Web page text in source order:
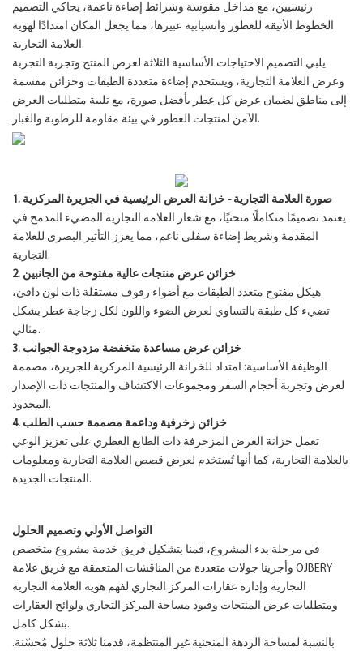
رئيسيين، مع مداخل مقوسة وشرائط إضاءة ناعمة، يحاكي التصميم
الخطوط الأنيقة للعطور وانسيابية عبيرها، مما يجعل المكان امتدادًا لهوية
العلامة التجارية.
يلبي التصميم الاحتياجات الأساسية الثلاثة لعرض المنتج وتجربة التجربة
وعرض العلامة التجارية، ويستخدم إضاءة متعددة الطبقات وخزائن مقسمة
إلى مناطق لضمان عرض كل عطر بأفضل صورة، مع تلبية متطلبات العرض
الآمن لمنتجات العطور في بيئة مقاومة للرطوبة والغبار.
1. صورة العلامة التجارية - خزانة العرض الرئيسية في الجزيرة المركزية
يعتمد تصميمًا متكاملًا منحنيًا، مع شعار العلامة التجارية المضيء المدمج في
المقدمة وشريط إضاءة سفلي ناعم، مما يعزز التأثير البصري للعلامة
التجارية.
2. خزائن عرض منتجات عالية مفتوحة من الجانبين
هيكل مفتوح متعدد الطبقات مع أضواء رفوف مستقلة ذات لون دافئ،
تضيء كل طبقة بالتساوي لعرض الضوء واللون لكل زجاجة عطر بشكل
مثالي.
3. خزائن عرض مساعدة منخفضة مزدوجة الجوانب
الوظيفة الأساسية: امتداد للخزانة الرئيسية المركزية للجزيرة، مصممة
لعرض وتجربة أحجام السفر ومجموعات الاكتشاف والمنتجات ذات الإصدار
المحدود.
4. خزائن زخرفية وداعمة مصممة حسب الطلب
تعمل خزانة العرض المزخرفة ذات الطابع العطري على تعزيز الوعي
بالعلامة التجارية، كما أنها تُستخدم لعرض قصص العلامة التجارية ومعلومات
المنتجات الجديدة.
التواصل الأولي وتصميم الحلول
في مرحلة بدء المشروع، قمنا بتشكيل فريق خدمة مشروع متخصص
وأجرينا جولات متعددة من المناقشات المتعمقة مع فريق علامة OJBERY
التجارية وإدارة عقارات المركز التجاري لفهم هوية العلامة التجارية
ومتطلبات عرض المنتجات وقيود مساحة المركز التجاري ولوائح العقارات
بشكل كامل.
بالنسبة لمساحة الردهة المنحنية غير المنتظمة، قدمنا ​​ثلاثة حلول مُحسّنة.